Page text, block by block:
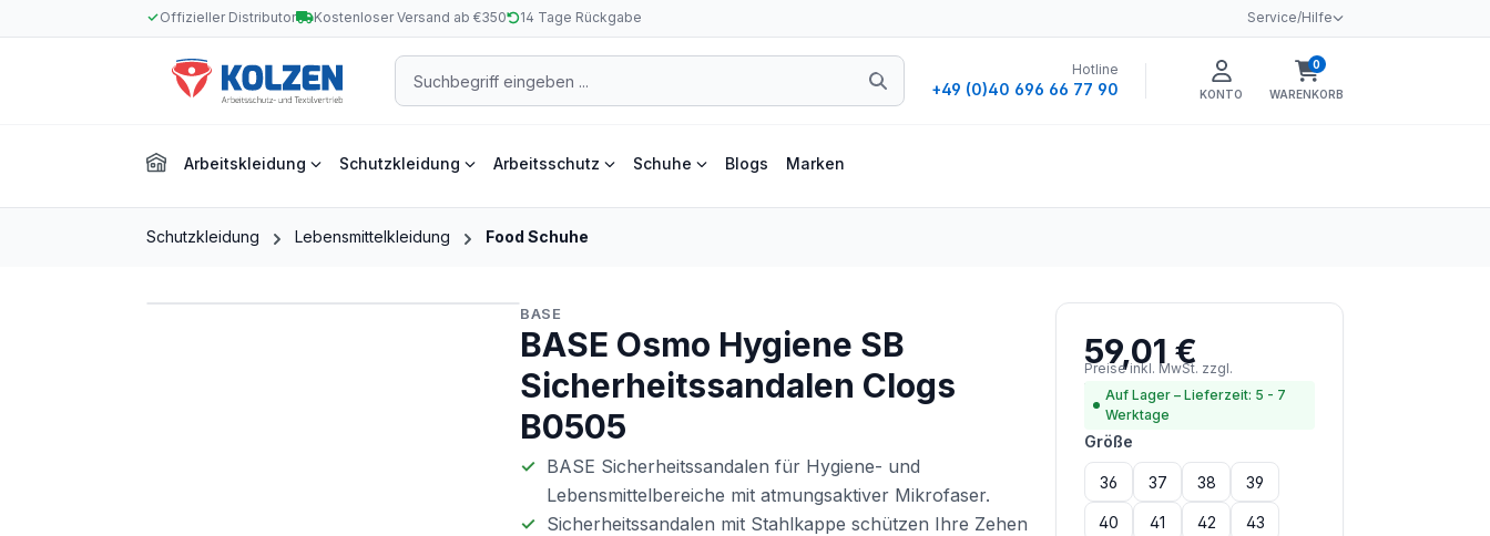
Hauptinhalt springen
Zur Suche springen
Zur Hauptnavigation springen
Offizieller Distributor Kostenloser Versand ab €350 14 Tage Rückgabe Service/Hilfe
Hotline
+49 (0)40 696 66 77 90 KONTO
0
WARENKORB
Warenkorb enthält
Arbeitskleidung Schutzkleidung Arbeitsschutz Schuhe Blogs Marken
Schutzkleidung Lebensmittelkleidung Food Schuhe
BASE
BASE Osmo Hygiene SB
Sicherheitssandalen Clogs
B0505
BASE Sicherheitssandalen für Hygiene- und
Lebensmittelbereiche mit atmungsaktiver Mikrofaser.
Sicherheitssandalen mit Stahlkappe schützen Ihre Zehen
Regulärer Preis:
59,01 €
Preise inkl. MwSt. zzgl.
Versandkosten
Auf Lager – Lieferzeit: 5 - 7
Werktage
Größe
36 37 38 39
40 41 42 43